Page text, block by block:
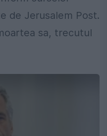
de Jerusalem Post.
sa, trecutul